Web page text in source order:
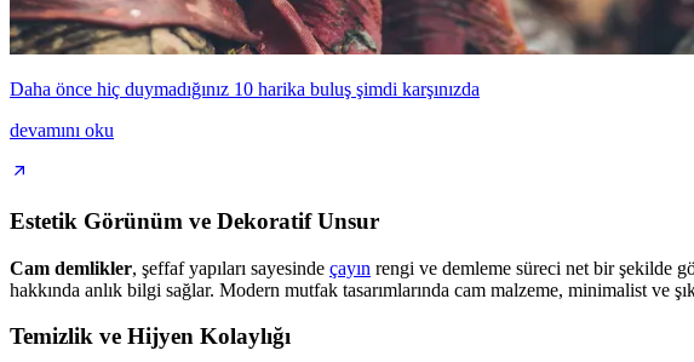
Daha önce hiç duymadığınız 10 harika buluş şimdi karşınızda
devamını oku
Estetik Görünüm ve Dekoratif Unsur
Cam demlikler, şeffaf yapıları sayesinde çayın rengi ve demleme süreci net bir şekilde
hakkında anlık bilgi sağlar. Modern mutfak tasarımlarında cam malzeme, minimalist ve
Temizlik ve Hijyen Kolaylığı